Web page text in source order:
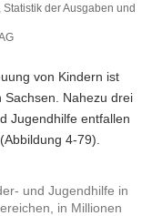
der Ausgaben und
von Kindern ist
Nahezu drei
Jugendhilfe entfallen
4-79).
und Jugendhilfe in
in Millionen